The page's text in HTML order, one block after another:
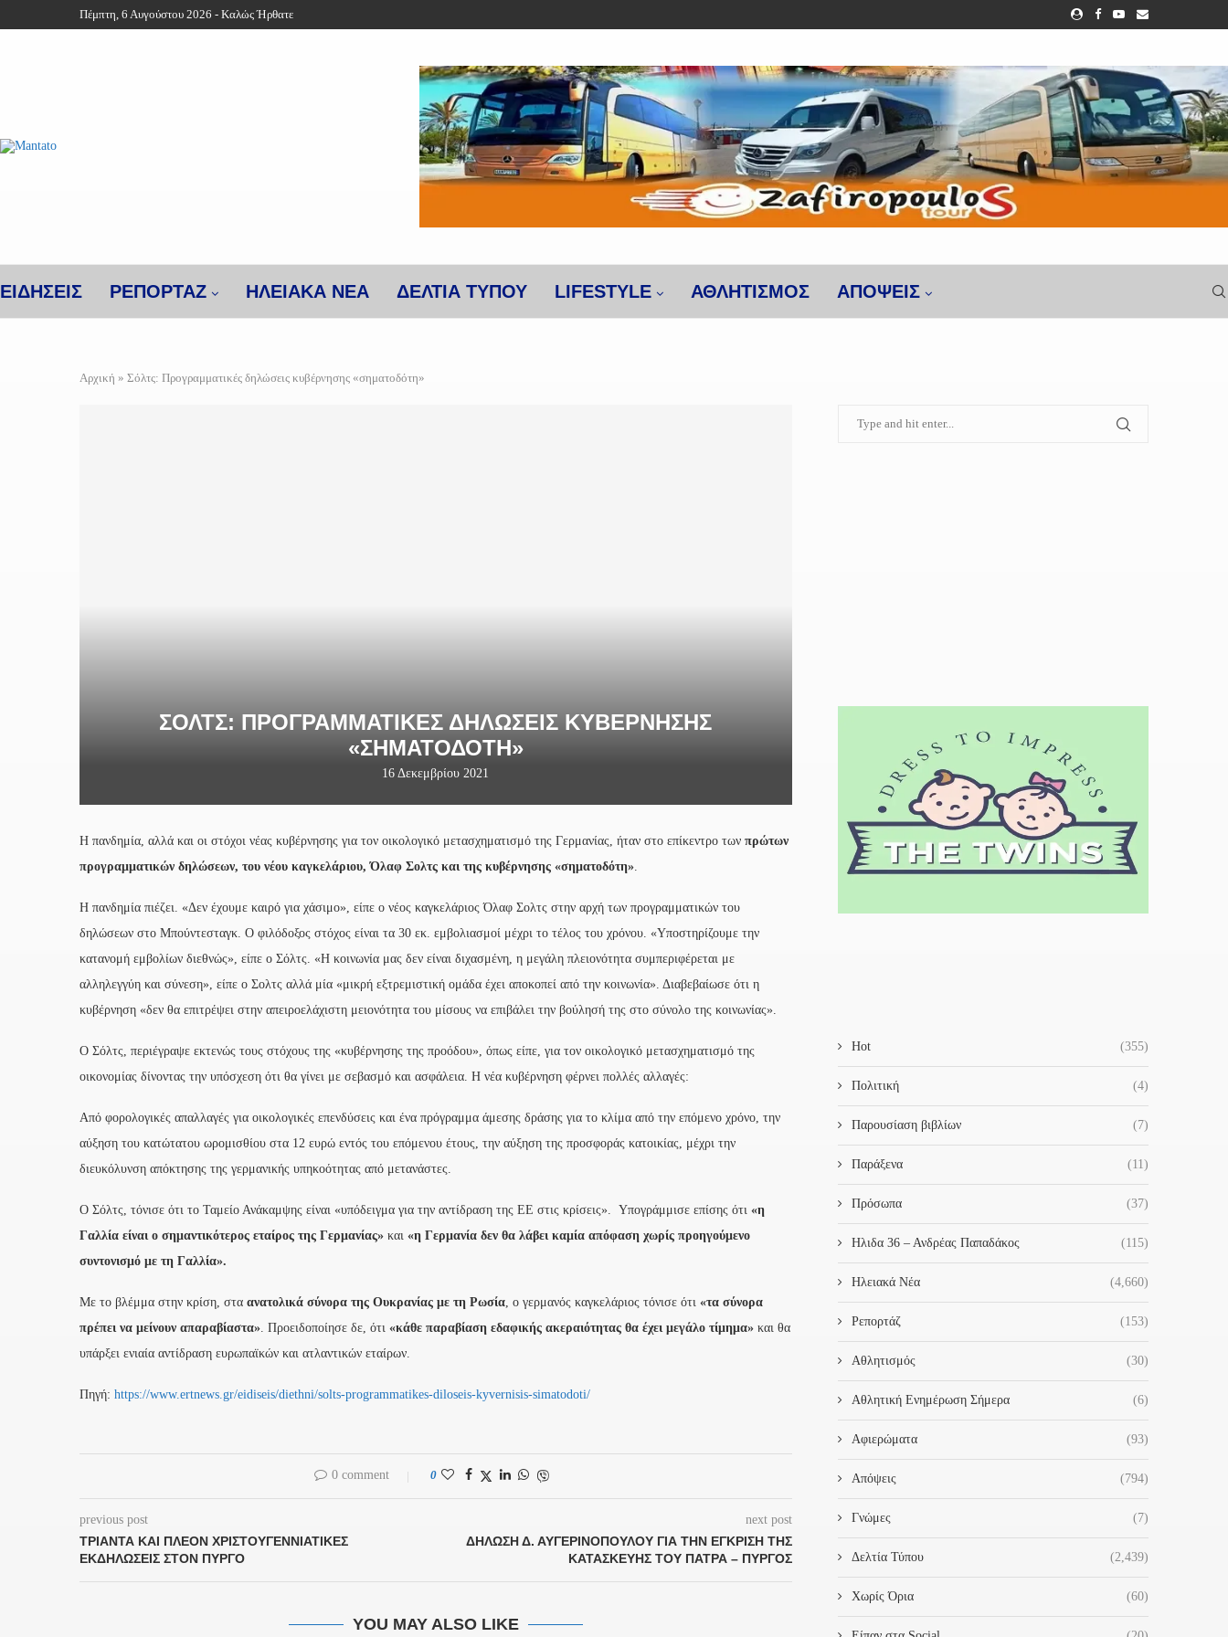
Πέμπτη, 6 Αυγούστου 2026 - Καλώς Ήρθατε
ΕΙΔΗΣΕΙΣ ΡΕΠΟΡΤΑΖ ΗΛΕΙΑΚΑ ΝΕΑ ΔΕΛΤΙΑ ΤΥΠΟΥ LIFESTYLE ΑΘΛΗΤΙΣΜΌΣ ΑΠΌΨΕΙΣ
Αρχική » Σόλτς: Προγραμματικές δηλώσεις κυβέρνησης «σηματοδότη»
ΣΌΛΤΣ: ΠΡΟΓΡΑΜΜΑΤΙΚΈΣ ΔΗΛΏΣΕΙΣ ΚΥΒΈΡΝΗΣΗΣ
«ΣΗΜΑΤΟΔΌΤΗ»
16 Δεκεμβρίου 2021
Η πανδημία, αλλά και οι στόχοι νέας κυβέρνησης για τον οικολογικό μετασχηματισμό της Γερμανίας, ήταν στο επίκεντρο των πρώτων
προγραμματικών δηλώσεων, του νέου καγκελάριου, Όλαφ Σολτς και της κυβέρνησης «σηματοδότη».
Η πανδημία πιέζει. «Δεν έχουμε καιρό για χάσιμο», είπε ο νέος καγκελάριος Όλαφ Σολτς στην αρχή των προγραμματικών του
δηλώσεων στο Μπούντεσταγκ. Ο φιλόδοξος στόχος είναι τα 30 εκ. εμβολιασμοί μέχρι το τέλος του χρόνου. «Υποστηρίζουμε την
κατανομή εμβολίων διεθνώς», είπε ο Σόλτς. «Η κοινωνία μας δεν είναι διχασμένη, η μεγάλη πλειονότητα συμπεριφέρεται με
αλληλεγγύη και σύνεση», είπε ο Σολτς αλλά μία «μικρή εξτρεμιστική ομάδα έχει αποκοπεί από την κοινωνία». Διαβεβαίωσε ότι η
κυβέρνηση «δεν θα επιτρέψει στην απειροελάχιστη μειονότητα του μίσους να επιβάλει την βούλησή της στο σύνολο της κοινωνίας».
Ο Σόλτς, περιέγραψε εκτενώς τους στόχους της «κυβέρνησης της προόδου», όπως είπε, για τον οικολογικό μετασχηματισμό της
οικονομίας δίνοντας την υπόσχεση ότι θα γίνει με σεβασμό και ασφάλεια. Η νέα κυβέρνηση φέρνει πολλές αλλαγές:
Από φορολογικές απαλλαγές για οικολογικές επενδύσεις και ένα πρόγραμμα άμεσης δράσης για το κλίμα από την επόμενο χρόνο, την
αύξηση του κατώτατου ωρομισθίου στα 12 ευρώ εντός του επόμενου έτους, την αύξηση της προσφοράς κατοικίας, μέχρι την
διευκόλυνση απόκτησης της γερμανικής υπηκοότητας από μετανάστες.
Ο Σόλτς, τόνισε ότι το Ταμείο Ανάκαμψης είναι «υπόδειγμα για την αντίδραση της ΕΕ στις κρίσεις». Υπογράμμισε επίσης ότι «η
Γαλλία είναι ο σημαντικότερος εταίρος της Γερμανίας» και «η Γερμανία δεν θα λάβει καμία απόφαση χωρίς προηγούμενο
συντονισμό με τη Γαλλία».
Με το βλέμμα στην κρίση, στα ανατολικά σύνορα της Ουκρανίας με τη Ρωσία, ο γερμανός καγκελάριος τόνισε ότι «τα σύνορα
πρέπει να μείνουν απαραβίαστα». Προειδοποίησε δε, ότι «κάθε παραβίαση εδαφικής ακεραιότητας θα έχει μεγάλο τίμημα» και θα
υπάρξει ενιαία αντίδραση ευρωπαϊκών και ατλαντικών εταίρων.
Πηγή: https://www.ertnews.gr/eidiseis/diethni/solts-programmatikes-diloseis-kyvernisis-simatodoti/
0 comment 0
previous post
ΤΡΙΆΝΤΑ ΚΑΙ ΠΛΈΟΝ ΧΡΙΣΤΟΥΓΕΝΝΙΆΤΙΚΕΣ
ΕΚΔΗΛΏΣΕΙΣ ΣΤΟΝ ΠΎΡΓΟ
next post
ΔΉΛΩΣΗ Δ. ΑΥΓΕΡΙΝΟΠΟΎΛΟΥ ΓΙΑ ΤΗΝ ΈΓΚΡΙΣΗ ΤΗΣ
ΚΑΤΑΣΚΕΥΉΣ ΤΟΥ ΠΆΤΡΑ – ΠΎΡΓΟΣ
YOU MAY ALSO LIKE
Hot (355)
Πολιτική (4)
Παρουσίαση βιβλίων (7)
Παράξενα (11)
Πρόσωπα (37)
Ηλιδα 36 – Ανδρέας Παπαδάκος (115)
Ηλειακά Νέα (4,660)
Ρεπορτάζ (153)
Αθλητισμός (30)
Αθλητική Ενημέρωση Σήμερα (6)
Αφιερώματα (93)
Απόψεις (794)
Γνώμες (7)
Δελτία Τύπου (2,439)
Χωρίς Όρια (60)